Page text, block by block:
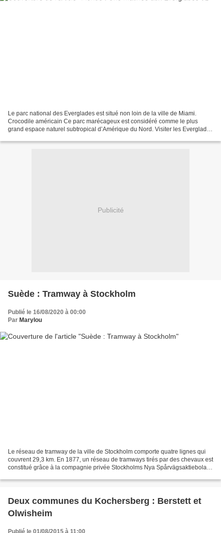
Le parc national des Everglades est situé non loin de la ville de Miami.
Crocodile américain Ce parc marécageux est considéré comme le plus
grand espace naturel subtropical d’Amérique du Nord. Visiter les Everglades
Publicité
Suède : Tramway à Stockholm
Publié le 16/08/2020 à 00:00
Par Marylou
Le réseau de tramway de la ville de Stockholm comporte quatre lignes qui
couvrent 29,3 km. En 1877, un réseau de tramways tirés par des chevaux est
constitué grâce à la compagnie privée Stockholms Nya Spårvägsaktiebolag
Deux communes du Kochersberg : Berstett et
Olwisheim
Publié le 01/08/2015 à 11:00